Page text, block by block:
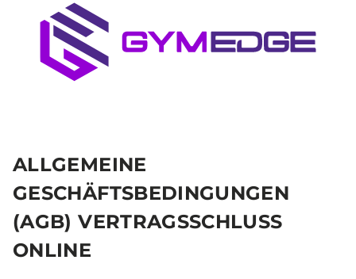
ALLGEMEINE
GESCHÄFTSBEDINGUNGEN
(AGB) VERTRAGSSCHLUSS
ONLINE